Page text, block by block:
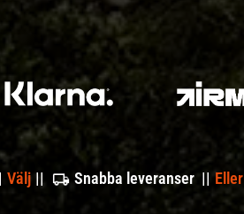
Välj || Snabba leveranser || Eller